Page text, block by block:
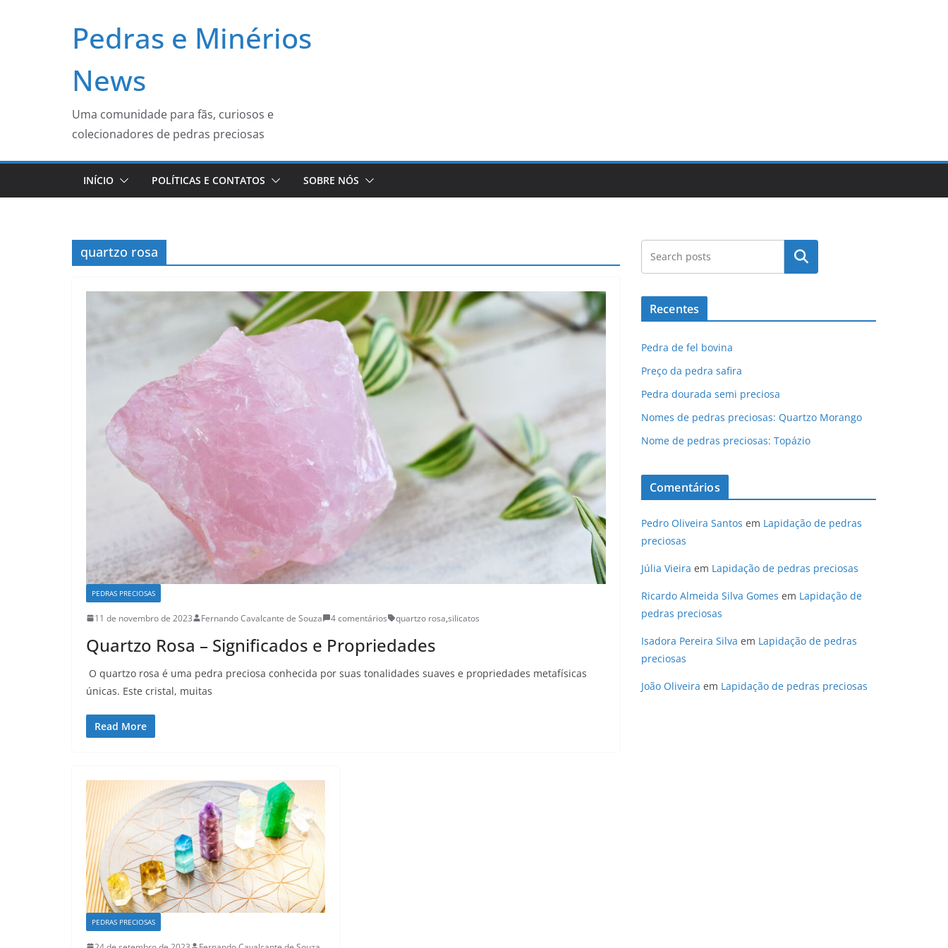
Pedras e Minérios
News
Uma comunidade para fãs, curiosos e
colecionadores de pedras preciosas
INÍCIO POLÍTICAS E CONTATOS SOBRE NÓS
quartzo rosa
PEDRAS PRECIOSAS
11 de novembro de 2023 Fernando Cavalcante de Souza 4 comentários quartzo rosa,silicatos
Quartzo Rosa – Significados e Propriedades
O quartzo rosa é uma pedra preciosa conhecida por suas tonalidades suaves e propriedades metafísicas
únicas. Este cristal, muitas
Read More
PEDRAS PRECIOSAS
Pesquisar
Recentes
Pedra de fel bovina
Preço da pedra safira
Pedra dourada semi preciosa
Nomes de pedras preciosas: Quartzo Morango
Nome de pedras preciosas: Topázio
Comentários
Pedro Oliveira Santos em Lapidação de pedras
preciosas
Júlia Vieira em Lapidação de pedras preciosas
Ricardo Almeida Silva Gomes em Lapidação de
pedras preciosas
Isadora Pereira Silva em Lapidação de pedras
preciosas
João Oliveira em Lapidação de pedras preciosas